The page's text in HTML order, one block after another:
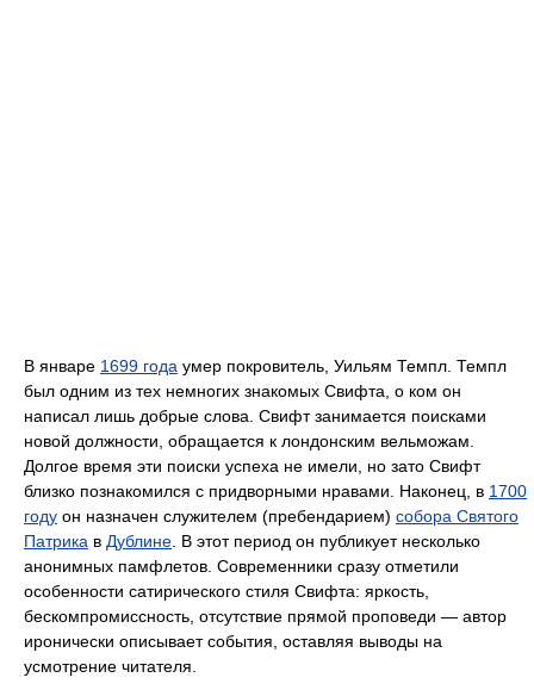
В январе 1699 года умер покровитель, Уильям Темпл. Темпл
был одним из тех немногих знакомых Свифта, о ком он
написал лишь добрые слова. Свифт занимается поисками
новой должности, обращается к лондонским вельможам.
Долгое время эти поиски успеха не имели, но зато Свифт
близко познакомился с придворными нравами. Наконец, в 1700
году он назначен служителем (пребендарием) собора Святого
Патрика в Дублине. В этот период он публикует несколько
анонимных памфлетов. Современники сразу отметили
особенности сатирического стиля Свифта: яркость,
бескомпромиссность, отсутствие прямой проповеди — автор
иронически описывает события, оставляя выводы на
усмотрение читателя.